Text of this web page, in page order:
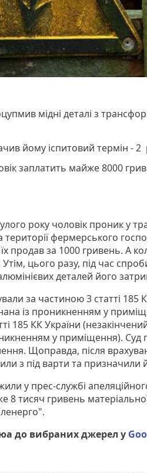
мідні деталі з
йому іспитовий термін - 2
заплатить майже 8000
року чоловік проник у
фермерського
їх продав за 1000 гривень. А
цього разу, під час
деталей його
за частиною 3 статті 185
із проникненням у
185 КК України
у приміщення). Суд
Щоправда, після
з під варти та
у прес-службі
8 тисяч гривень
до вибраних джерел у